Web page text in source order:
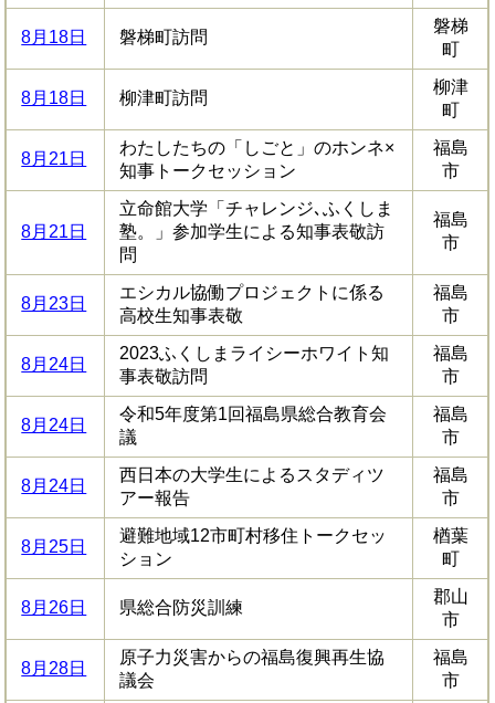
8月18日 磐梯町訪問
磐梯
町
8月18日 柳津町訪問
柳津
町
8月21日
わたしたちの「しごと」のホンネ×
知事トークセッション
福島
市
8月21日
立命館大学「チャレンジ､ふくしま
塾。」参加学生による知事表敬訪
問
福島
市
8月23日
エシカル協働プロジェクトに係る
高校生知事表敬
福島
市
8月24日
2023ふくしまライシーホワイト知
事表敬訪問
福島
市
8月24日
令和5年度第1回福島県総合教育会
議
福島
市
8月24日
西日本の大学生によるスタディツ
アー報告
福島
市
8月25日
避難地域12市町村移住トークセッ
ション
楢葉
町
8月26日 県総合防災訓練
郡山
市
8月28日
原子力災害からの福島復興再生協
議会
福島
市